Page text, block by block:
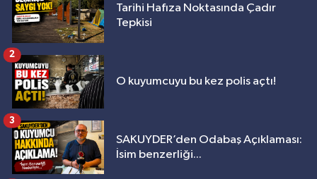
Tarihi Hafıza Noktasında Çadır
Tepkisi
O kuyumcuyu bu kez polis açtı!
2
SAKUYDER’den Odabaş Açıklaması:
İsim benzerliği...
3